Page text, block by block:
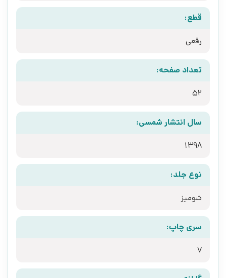
قطع:
رقعی
تعداد صفحه:
52
سال انتشار شمسی:
1398
نوع جلد:
شومیز
سری چاپ:
7